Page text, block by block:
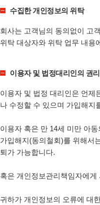
수집한 개인정보의 위탁
회사는 고객님의 동의없이 고
위탁 대상자와 위탁 업무 내용
이용자 및 법정대리인의 권
이용자 및 법정 대리인은 언제
나 수정할 수 있으며 가입해지
이용자 혹은 만 14세 미만 아동
가입해지(동의철회)를 위해서
퇴가 가능합니다.
혹은 개인정보관리책임자에
귀하가 개인정보의 오류에 대